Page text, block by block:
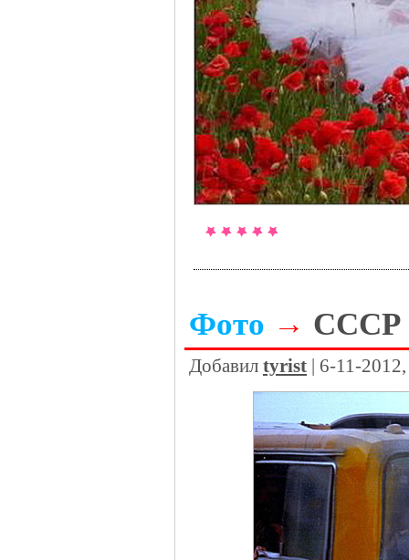
Фото → СССР
Добавил tyrist | 6-11-